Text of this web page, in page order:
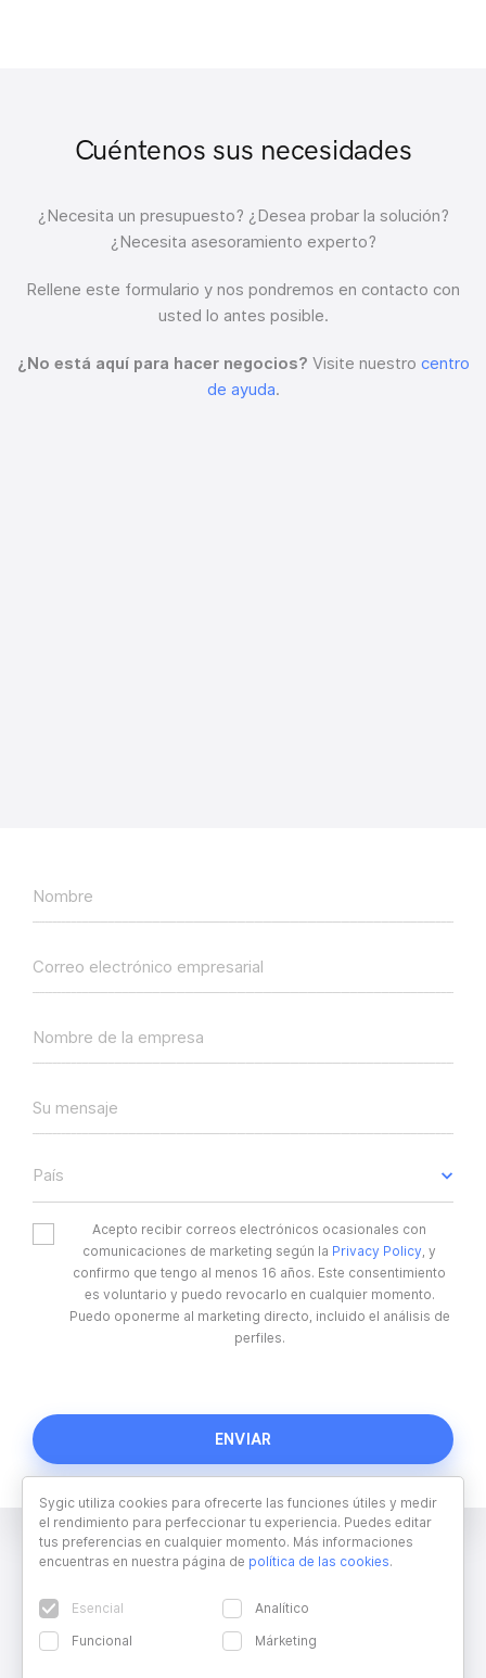
Cuéntenos sus necesidades
¿Necesita un presupuesto? ¿Desea probar la solución?
¿Necesita asesoramiento experto?
Rellene este formulario y nos pondremos en contacto con
usted lo antes posible.
¿No está aquí para hacer negocios? Visite nuestro centro
de ayuda.
Nombre
Correo electrónico empresarial
Nombre de la empresa
Su mensaje
País
Acepto recibir correos electrónicos ocasionales con
comunicaciones de marketing según la Privacy Policy, y
confirmo que tengo al menos 16 años. Este consentimiento
es voluntario y puedo revocarlo en cualquier momento.
Puedo oponerme al marketing directo, incluido el análisis de
perfiles.
Sygic utiliza cookies para ofrecerte las funciones útiles y medir
el rendimiento para perfeccionar tu experiencia. Puedes editar
tus preferencias en cualquier momento. Más informaciones
encuentras en nuestra página de política de las cookies.
Esencial
Analítico
Funcional
Márketing